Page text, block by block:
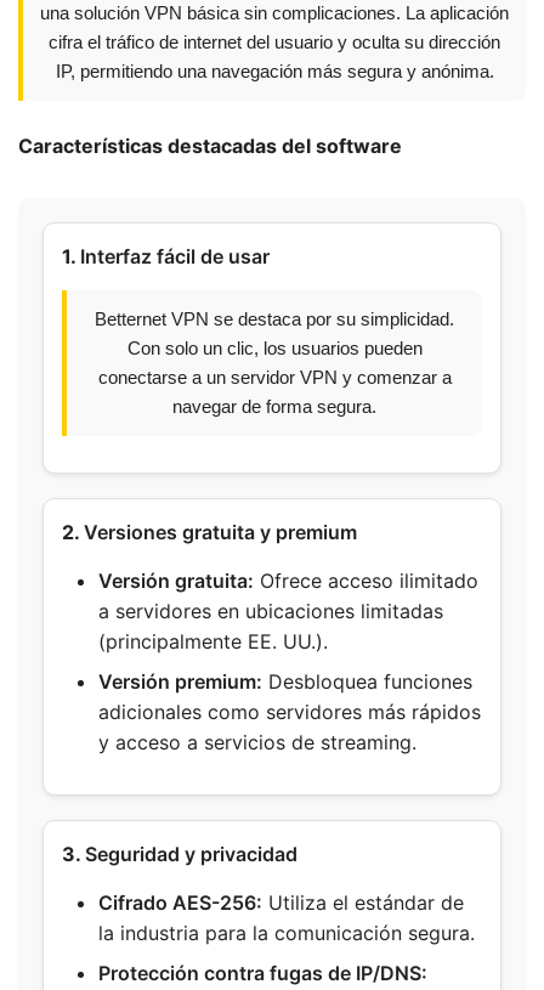
una solución VPN básica sin complicaciones. La aplicación
cifra el tráfico de internet del usuario y oculta su dirección
IP, permitiendo una navegación más segura y anónima.
Características destacadas del software
1. Interfaz fácil de usar
Betternet VPN se destaca por su simplicidad.
Con solo un clic, los usuarios pueden
conectarse a un servidor VPN y comenzar a
navegar de forma segura.
2. Versiones gratuita y premium
Versión gratuita: Ofrece acceso ilimitado
a servidores en ubicaciones limitadas
(principalmente EE. UU.).
Versión premium: Desbloquea funciones
adicionales como servidores más rápidos
y acceso a servicios de streaming.
3. Seguridad y privacidad
Cifrado AES-256: Utiliza el estándar de
la industria para la comunicación segura.
Protección contra fugas de IP/DNS: